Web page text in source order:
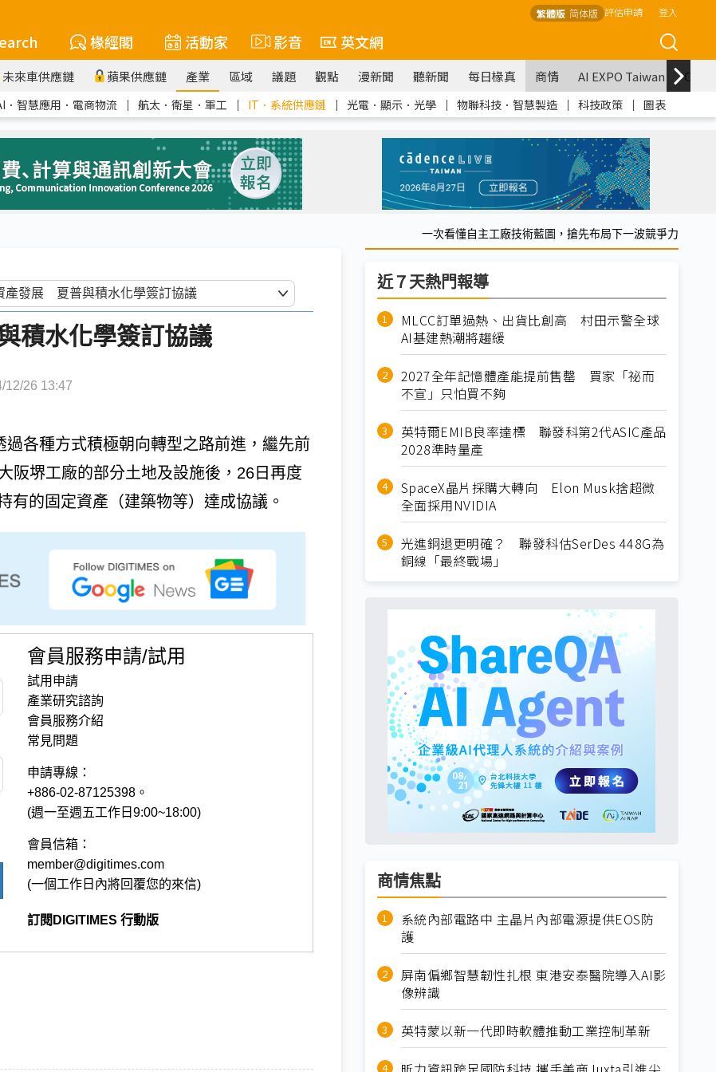
繁體版 简体版 評估申請 登入
椽經閣 活動家 影音 英文網
未來車供應鏈 蘋果供應鏈 產業 區域 議題 觀點 漫新聞 聽新聞 每日椽真 商情 AI EXPO Taiwan
．智慧應用．電商物流 ｜ 航太．衛星．軍工 ｜ IT．系統供應鏈 ｜ 光電．顯示．光學 ｜ 物聯科技．智慧製造 ｜ 科技政策 ｜ 圖表
一次看懂自主工廠技術藍圖，搶先布局下一波競爭力
積水化學簽訂協議
12/26 13:47
各種方式積極朝向轉型之路前進，繼先前
阪堺工廠的部分土地及設施後，26日再度
有的固定資產（建築物等）達成協議。
會員服務申請/試用
試用申請
產業研究諮詢
會員服務介紹
常見問題
申請專線：
+886-02-87125398。
(週一至週五工作日9:00~18:00)
會員信箱：
member@digitimes.com
(一個工作日內將回覆您的來信)
訂閱DIGITIMES 行動版
近７天熱門報導
MLCC訂單過熱、出貨比創高 村田示警全球
AI基建熱潮將趨緩
2027全年記憶體產能提前售罄 買家「祕而
不宣」只怕買不夠
英特爾EMIB良率達標 聯發科第2代ASIC產品
2028準時量產
SpaceX晶片採購大轉向 Elon Musk捨超微
全面採用NVIDIA
光進銅退更明確？ 聯發科估SerDes 448G為
銅線「最終戰場」
商情焦點
系統內部電路中 主晶片內部電源提供EOS防
護
屏南偏鄉智慧韌性扎根 東港安泰醫院導入AI影
像辨識
英特蒙以新一代即時軟體推動工業控制革新